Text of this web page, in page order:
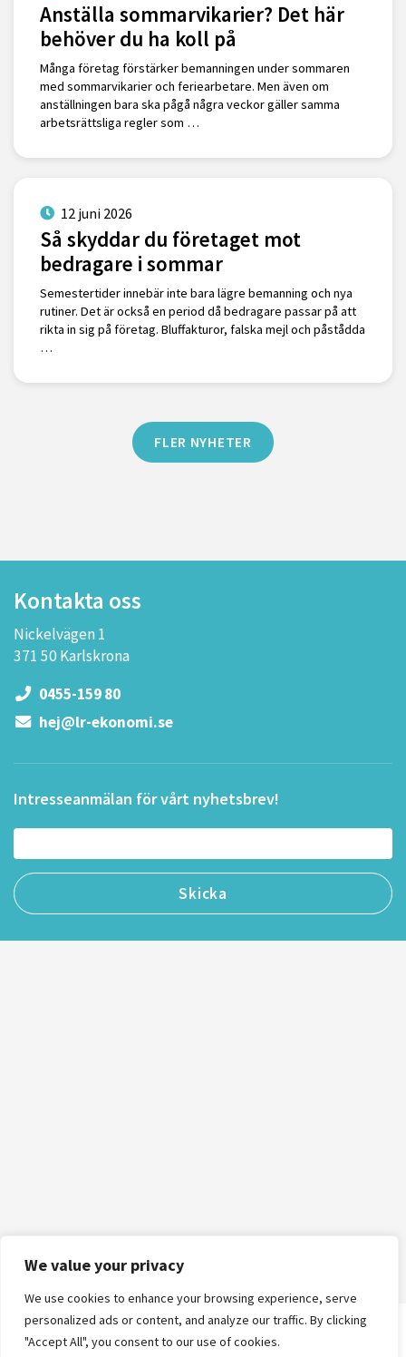
We value your privacy
We use cookies to enhance your browsing experience, serve
personalized ads or content, and analyze our traffic. By clicking
"Accept All", you consent to our use of cookies.
Anställa sommarvikarier? Det här
behöver du ha koll på
Många företag förstärker bemanningen under sommaren
med sommarvikarier och feriearbetare. Men även om
anställningen bara ska pågå några veckor gäller samma
arbetsrättsliga regler som …
12 juni 2026
Så skyddar du företaget mot
bedragare i sommar
Semestertider innebär inte bara lägre bemanning och nya
rutiner. Det är också en period då bedragare passar på att
rikta in sig på företag. Bluffakturor, falska mejl och påstådda
…
FLER NYHETER
Kontakta oss
Nickelvägen 1
371 50 Karlskrona
0455-159 80
hej@lr-ekonomi.se
Intresseanmälan för vårt nyhetsbrev!